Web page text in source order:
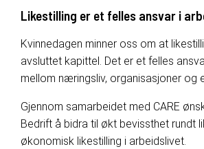
Likestilling er et felles ansvar i
Kvinnedagen minner oss om at
avsluttet kapittel. Det er et felles
mellom næringsliv, organisasjoner og
Gjennom samarbeidet med CARE
Bedrift å bidra til økt bevissthet rundt
økonomisk likestilling i arbeidslivet.